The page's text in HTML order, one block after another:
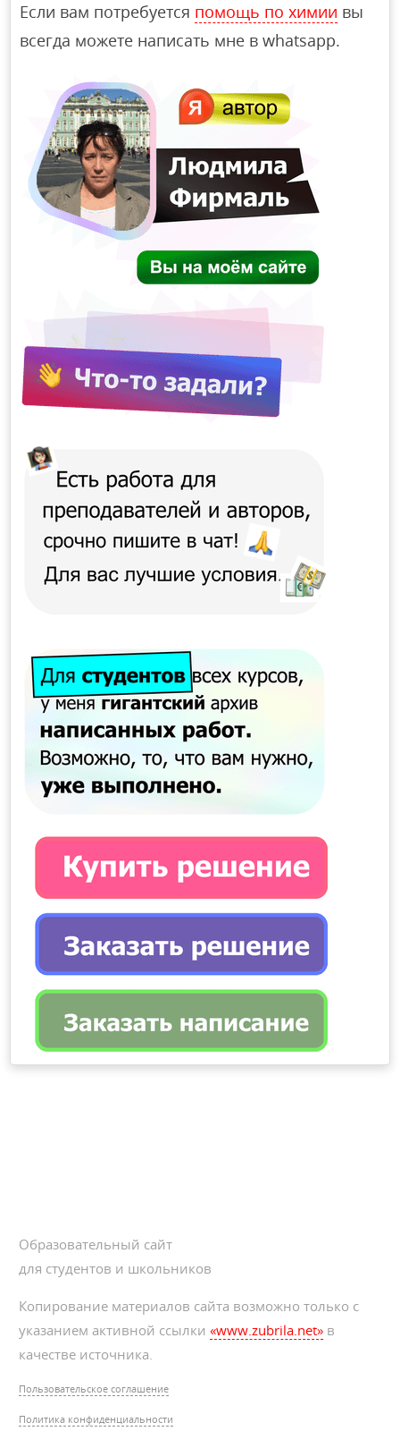
Если вам потребуется помощь по химии вы
всегда можете написать мне в whatsapp.
Образовательный сайт
для студентов и школьников
Копирование материалов сайта возможно только с
указанием активной ссылки«www.zubrila.net» в
качестве источника.
Пользовательское соглашение
Политика конфиденциальности